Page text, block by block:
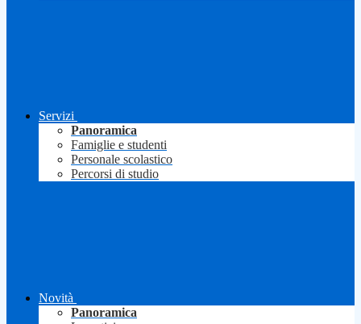
Servizi
Panoramica
Famiglie e studenti
Personale scolastico
Percorsi di studio
Novità
Panoramica